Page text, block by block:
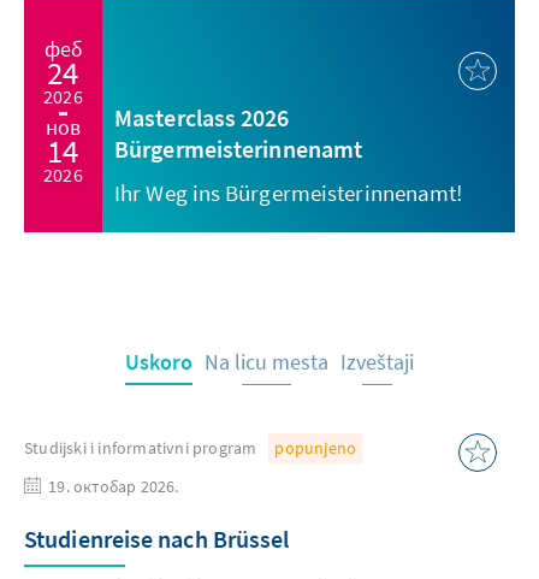
феб
24
2026
нов
14
2026
Masterclass 2026
Bürgermeisterinnenamt
Ihr Weg ins Bürgermeisterinnenamt!
Uskoro Na licu mesta Izveštaji
Studijski i informativni program
popunjeno
19. октобар 2026.
Studienreise nach Brüssel